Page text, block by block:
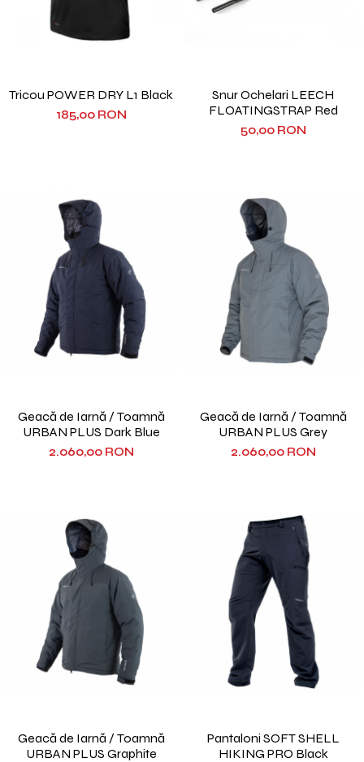
Tricou POWER DRY L1 Black
185,00 RON
Snur Ochelari LEECH
FLOATINGSTRAP Red
50,00 RON
Geacă de Iarnă / Toamnă
URBAN PLUS Dark Blue
2.060,00 RON
Geacă de Iarnă / Toamnă
URBAN PLUS Grey
2.060,00 RON
Geacă de Iarnă / Toamnă
URBAN PLUS Graphite
Pantaloni SOFT SHELL
HIKING PRO Black